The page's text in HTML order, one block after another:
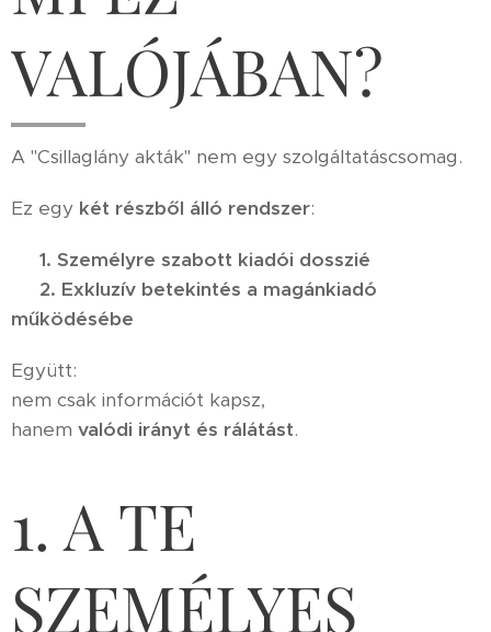
VALÓJÁBAN?
A "Csillaglány akták" nem egy szolgáltatáscsomag.
Ez egy két részből álló rendszer:
1. Személyre szabott kiadói dosszié
2. Exkluzív betekintés a magánkiadó
működésébe
Együtt:
nem csak információt kapsz,
hanem valódi irányt és rálátást.
1. A TE
SZEMÉLYES